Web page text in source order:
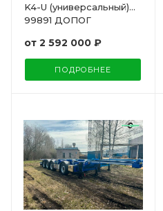
K4-U (универсальный)
99891 ДОПОГ
от 2 592 000 ₽
ПОДРОБНЕЕ